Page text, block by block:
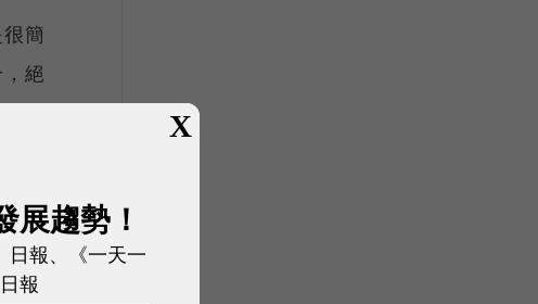
簡
絕
一
資
X
展趨勢！
日報、《一天一
報